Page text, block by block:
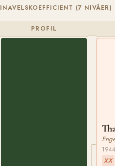
INAVELSKOEFFICIENT (7 NIVÅER)
PROFIL
1944
XX